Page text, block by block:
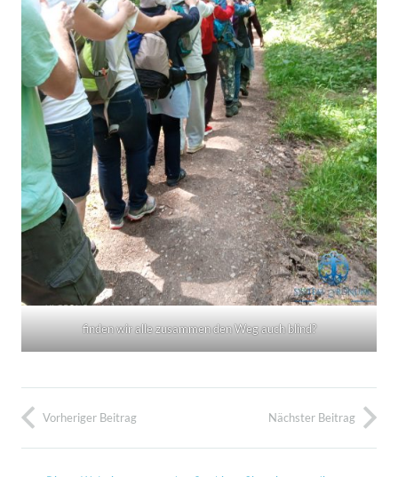
finden wir alle zusammen den Weg auch blind?
Vorheriger Beitrag Nächster Beitrag